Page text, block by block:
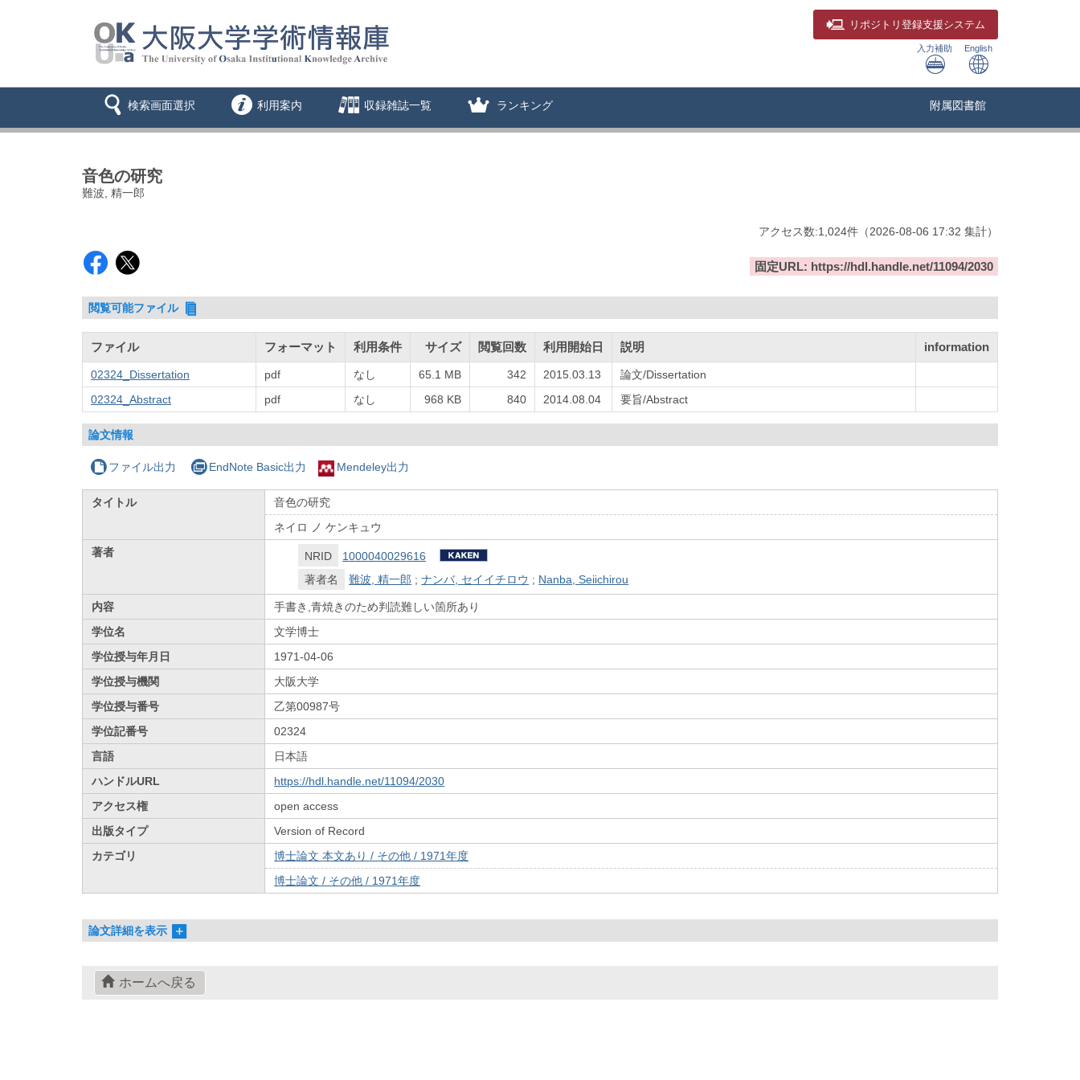
リポジトリ 登録支援システム
入力補助 English
検索画面選択 利用案内 収録雑誌一覧 ランキング 附属図書館
音色の研究
難波, 精一郎
アクセス数:1,024件 （2026-08-06 17:32 集計）
固定URL: https://hdl.handle.net/11094/2030
閲覧可能ファイル
ファイル フォーマット 利用条件 サイズ 閲覧回数 利用開始日 説明 information
02324_Dissertation pdf なし 65.1 MB 342 2015.03.13
論文/Dissertation
02324_Abstract
pdf なし 968 KB 840 2014.08.04 要旨/Abstract
論文情報
ファイル出力 EndNote Basic出力 Mendeley出力
タイトル
音色の研究
ネイロ ノ ケンキュウ
著者
NRID
1000040029616
著者名
難波, 精一郎 ;ナンバ, セイイチロウ ; Nanba, Seiichirou
内容
手書き,青焼きのため判読難しい箇所あり
学位名
文学博士
学位授与年月日
1971-04-06
学位授与機関
大阪大学
学位授与番号
乙第00987号
学位記番号
02324
言語
日本語
ハンドルURL
https://hdl.handle.net/11094/2030
アクセス権
open access
出版タイプ
Version of Record
カテゴリ
博士論文 本文あり / その他 / 1971年度
博士論文 / その他 / 1971年度
論文詳細を表示
ホームへ戻る